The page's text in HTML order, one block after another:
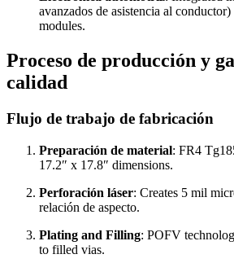
avanzados de asistencia al conductor)
modules.
Proceso de producción y
calidad
Flujo de trabajo de fabricación
Preparación de material: FR4
17.2″ x 17.8″ dimensions.
Perforación láser: Creates 5 mil
relación de aspecto.
Plating and Filling: POFV
to filled vias.